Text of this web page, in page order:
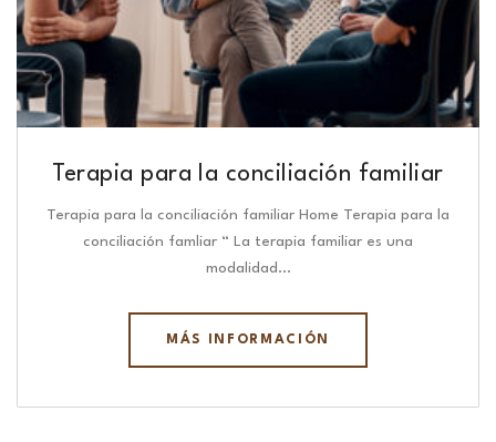
Terapia para la conciliación familiar
Terapia para la conciliación familiar Home Terapia para la
conciliación famliar “ La terapia familiar es una
modalidad…
MÁS INFORMACIÓN